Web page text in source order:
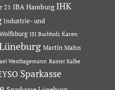
21 IBA Hamburg IHK
Industrie- und
ISI Buchholz Karen
Martin Mahn
Westhagemann Rainer Kalbe
Sparkasse